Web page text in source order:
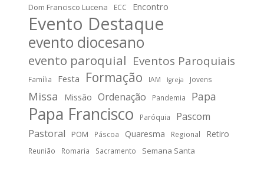
Dom Francisco Lucena
ECC Encontro
Evento Destaque
evento diocesano
evento paroquial Eventos Paroquiais
Família Festa Formação IAM Igreja Jovens
Missa Missão Ordenação Pandemia Papa
Papa Francisco Paróquia
Pascom
Pastoral
POM Páscoa Quaresma Regional Retiro
Reunião Romaria Sacramento Semana Santa